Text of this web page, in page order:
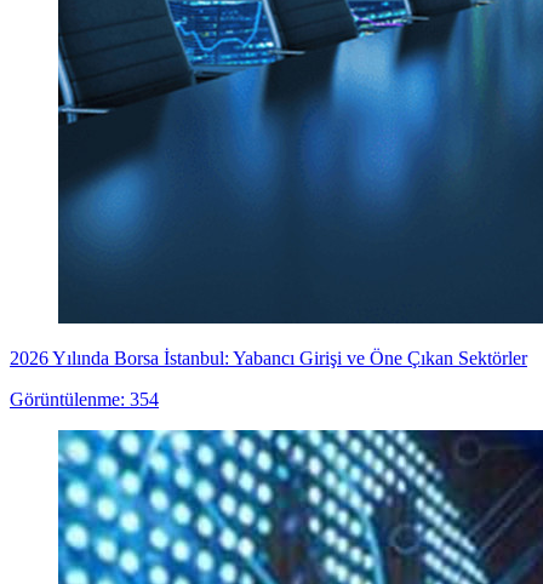
2026 Yılında Borsa İstanbul: Yabancı Girişi ve Öne Çıkan Sektörler
Görüntülenme: 354